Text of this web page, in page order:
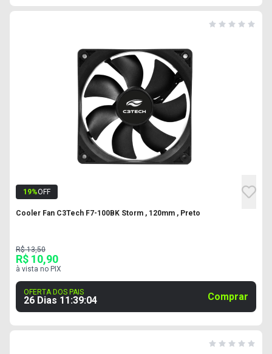
19%OFF
Cooler Fan C3Tech F7-100BK Storm , 120mm , Preto
R$ 13,50
R$ 10,90
à vista no PIX
OFERTA DOS PAIS
26 Dias 11:39:03 Comprar